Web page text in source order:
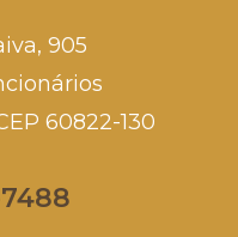
905
60822-130